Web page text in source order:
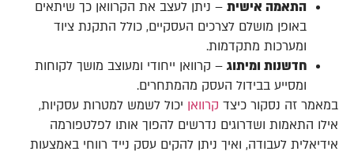
התאמה אישית – ניתן לעצב את הקרוואן כך שיתאים
באופן מושלם לצרכים העסקיים, כולל התקנת ציוד
ומערכות מתקדמות.
חדשנות ומיתוג – קרוואן ייחודי ומעוצב מושך לקוחות
ומסייע בבידול העסק מהמתחרים.
במאמר זה נסקור כיצד קרוואן יכול לשמש למטרות עסקיות,
אילו התאמות ושדרוגים נדרשים להפוך אותו לפלטפורמה
אידיאלית לעבודה, ואיך ניתן להקים עסק נייד רווחי באמצעות